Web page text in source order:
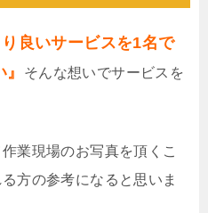
り良いサービスを1名で
そんな想いでサービスを
業現場のお写真を頂くこ
方の参考になると思いま